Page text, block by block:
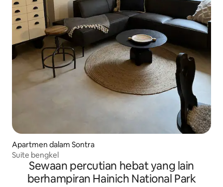
Apartmen dalam Sontra
Suite bengkel
Sewaan percutian hebat yang lain
berhampiran Hainich National Park